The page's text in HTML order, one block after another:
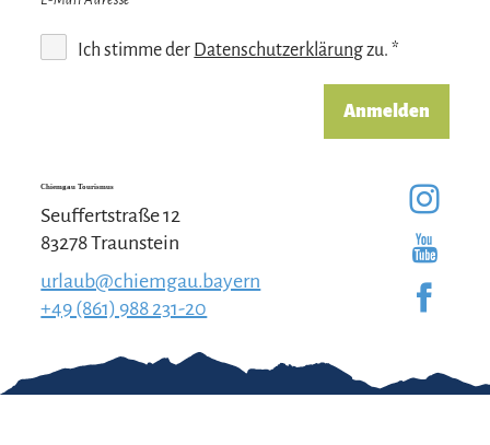
Ich stimme der Datenschutzerklärungzu. *
Anmelden
Chiemgau Tourismus
Seuffertstraße 12
83278 Traunstein
urlaub@chiemgau.bayern
+49 (861) 988 231-20